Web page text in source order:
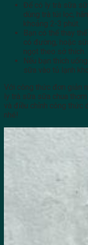
Để có ly trà sữa
dùng trà túi lọc,
khoảng 2-3 phút.
Bạn có thể thay
có đường, hoặc
ngọt theo sở thích.
Nếu bạn thích
sữa vào tủ lạnh
Với công thức đơn giản
ly trà sữa sữa chua
và điều chỉnh công thức
nhé!